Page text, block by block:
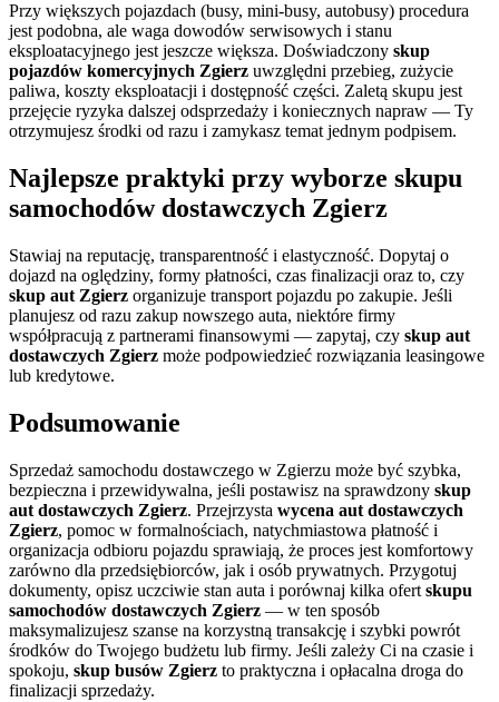
Przy większych pojazdach (busy, mini-busy, autobusy) procedura
jest podobna, ale waga dowodów serwisowych i stanu
eksploatacyjnego jest jeszcze większa. Doświadczony skup
pojazdów komercyjnych Zgierz uwzględni przebieg, zużycie
paliwa, koszty eksploatacji i dostępność części. Zaletą skupu jest
przejęcie ryzyka dalszej odsprzedaży i koniecznych napraw — Ty
otrzymujesz środki od razu i zamykasz temat jednym podpisem.
Najlepsze praktyki przy wyborze skupu
samochodów dostawczych Zgierz
Stawiaj na reputację, transparentność i elastyczność. Dopytaj o
dojazd na oględziny, formy płatności, czas finalizacji oraz to, czy
skup aut Zgierz organizuje transport pojazdu po zakupie. Jeśli
planujesz od razu zakup nowszego auta, niektóre firmy
współpracują z partnerami finansowymi — zapytaj, czy skup aut
dostawczych Zgierz może podpowiedzieć rozwiązania leasingowe
lub kredytowe.
Podsumowanie
Sprzedaż samochodu dostawczego w Zgierzu może być szybka,
bezpieczna i przewidywalna, jeśli postawisz na sprawdzony skup
aut dostawczych Zgierz. Przejrzysta wycena aut dostawczych
Zgierz, pomoc w formalnościach, natychmiastowa płatność i
organizacja odbioru pojazdu sprawiają, że proces jest komfortowy
zarówno dla przedsiębiorców, jak i osób prywatnych. Przygotuj
dokumenty, opisz uczciwie stan auta i porównaj kilka ofert skupu
samochodów dostawczych Zgierz — w ten sposób
maksymalizujesz szanse na korzystną transakcję i szybki powrót
środków do Twojego budżetu lub firmy. Jeśli zależy Ci na czasie i
spokoju, skup busów Zgierz to praktyczna i opłacalna droga do
finalizacji sprzedaży.